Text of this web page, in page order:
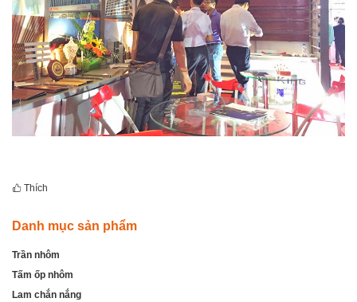
Thích
Danh mục sản phẩm
Trần nhôm
Tấm ốp nhôm
Lam chắn nắng